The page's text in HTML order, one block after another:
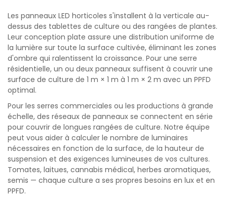
Les panneaux LED horticoles s'installent à la verticale au-
dessus des tablettes de culture ou des rangées de plantes.
Leur conception plate assure une distribution uniforme de
la lumière sur toute la surface cultivée, éliminant les zones
d'ombre qui ralentissent la croissance. Pour une serre
résidentielle, un ou deux panneaux suffisent à couvrir une
surface de culture de 1 m × 1 m à 1 m × 2 m avec un PPFD
optimal.
Pour les serres commerciales ou les productions à grande
échelle, des réseaux de panneaux se connectent en série
pour couvrir de longues rangées de culture. Notre équipe
peut vous aider à calculer le nombre de luminaires
nécessaires en fonction de la surface, de la hauteur de
suspension et des exigences lumineuses de vos cultures.
Tomates, laitues, cannabis médical, herbes aromatiques,
semis — chaque culture a ses propres besoins en lux et en
PPFD.